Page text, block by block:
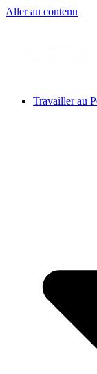
Aller au contenu
Travailler au